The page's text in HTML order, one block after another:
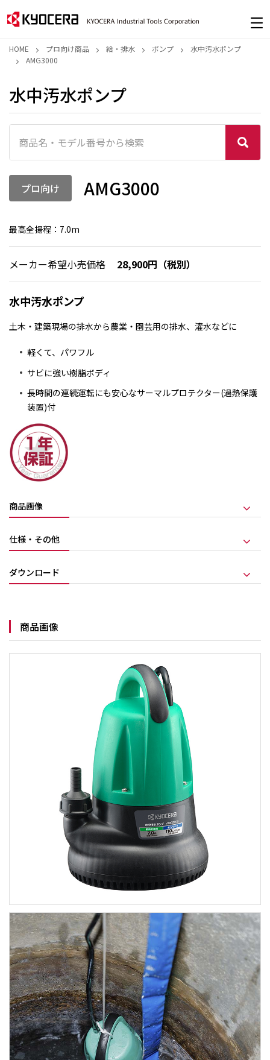
HOME プロ向け商品 給・排水 ポンプ
水中汚水ポンプ
AMG3000
水中汚水ポンプ
プロ向け AMG3000
最高全揚程：7.0m
メーカー希望小売価格 28,900円（税別）
水中汚水ポンプ
土木・建築現場の排水から農業・園芸用の排水、灌水などに
軽くて、パワフル
サビに強い樹脂ボディ
長時間の連続運転にも安心なサーマルプロテクター(過熱保護
装置)付
商品画像
仕様・その他
ダウンロード
商品画像